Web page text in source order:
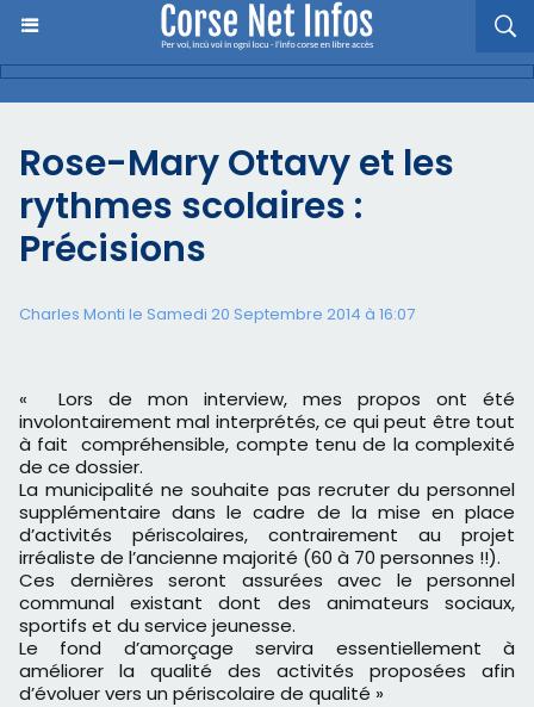
Rose-Mary Ottavy et les
rythmes scolaires :
Précisions
Charles Monti le Samedi 20 Septembre 2014 à 16:07
« Lors de mon interview, mes propos ont été
involontairement mal interprétés, ce qui peut être tout
à fait compréhensible, compte tenu de la complexité
de ce dossier.
La municipalité ne souhaite pas recruter du personnel
supplémentaire dans le cadre de la mise en place
d’activités périscolaires, contrairement au projet
irréaliste de l’ancienne majorité (60 à 70 personnes !!).
Ces dernières seront assurées avec le personnel
communal existant dont des animateurs sociaux,
sportifs et du service jeunesse.
Le fond d’amorçage servira essentiellement à
améliorer la qualité des activités proposées afin
d’évoluer vers un périscolaire de qualité »